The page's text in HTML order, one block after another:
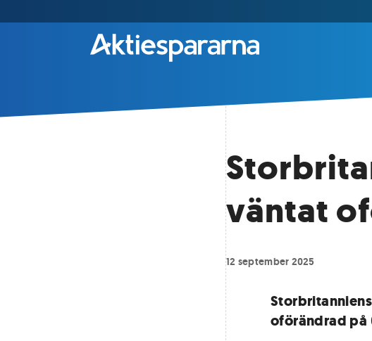
väntat
12 september 2025
oförändrad på